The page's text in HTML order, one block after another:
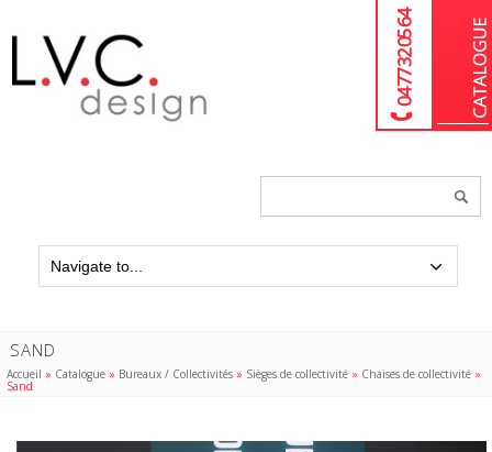
04 77 32 05 64
SAND
Accueil » Catalogue » Bureaux / Collectivités » Sièges de collectivité » Chaises de collectivité »
Sand